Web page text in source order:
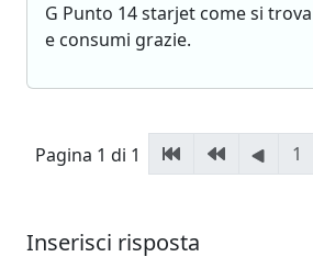
G Punto 14 starjet come si
e consumi grazie.
Pagina 1 di 1 1
Inserisci risposta